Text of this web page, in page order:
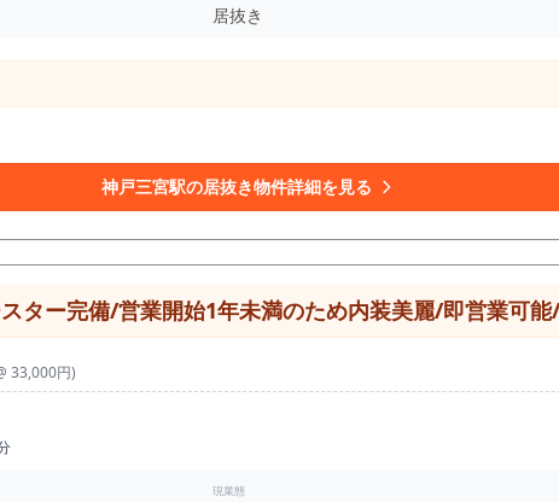
居抜き
神戸三宮駅の居抜き物件詳細を見る
33,000円)
現業態